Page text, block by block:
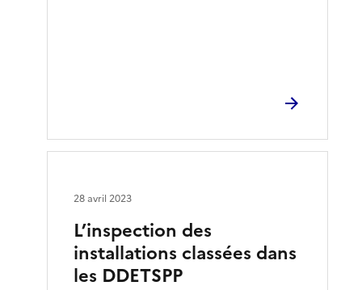
L’inspection des
installations classées dans
les DDETSPP
28 avril 2023